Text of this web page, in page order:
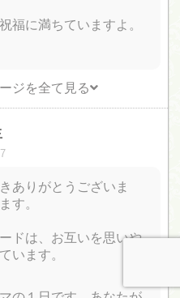
福に満ちていますよ。
ジを全て見る
ありがとうございま
す。
ドは、お互いを思いや
います。